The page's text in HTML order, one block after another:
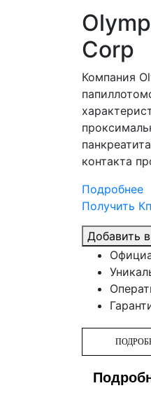
Corp
Компания
контакта
Подробнее
Получить Кп
Добавить